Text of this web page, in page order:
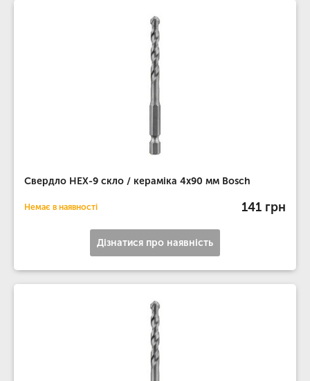
Свердло HEX-9 скло / кераміка 4х90 мм Bosch
Немає в наявності 141 грн
Дізнатися про наявність